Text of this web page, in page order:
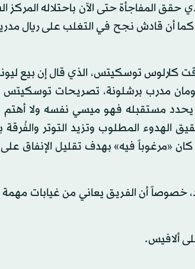
حقق المفاجأة حتى الآن باحتلاله المركز
كما أن قادش نجح في التغلب على ريال
كارلوس توسكيتس، الذي قال إن بيع
مدرب برشلونة، تصريحات توسكيتس
يحدد مستقبله فهو ميسي نفسه ولا أهتم
الهدوء المطلوب وتزيد التوتر والفُرقة
«مرغوباً فيه» بهدف تقليل الإنفاق على
خصوصاً أن الفريق يعاني من غيابات
ألافيس.